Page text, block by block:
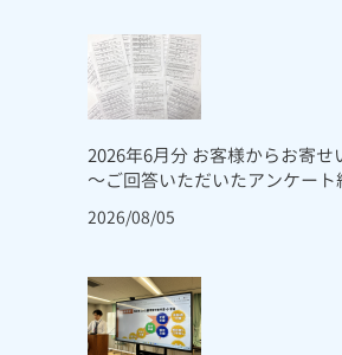
2026年6月分 お客様からお寄せ
～ご回答いただいたアンケート
2026/08/05